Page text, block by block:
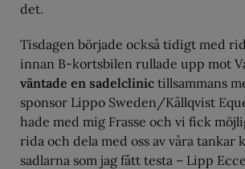
det.
Tisdagen började också tidigt med
innan B-kortsbilen rullade upp mot
väntade en sadelclinic tillsammans
sponsor Lippo Sweden/Källqvist
hade med mig Frasse och vi fick
rida och dela med oss av våra tankar
sadlarna som jag fått testa – Lipp